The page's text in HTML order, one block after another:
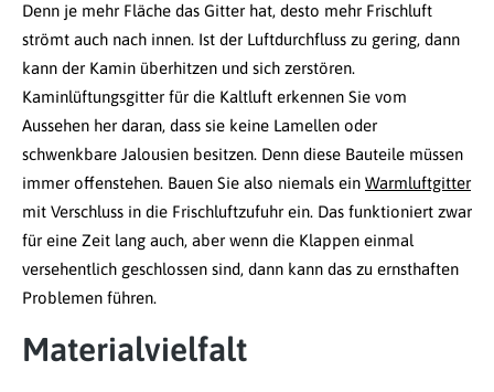
Denn je mehr Fläche das Gitter hat, desto mehr Frischluft
strömt auch nach innen. Ist der Luftdurchfluss zu gering, dann
kann der Kamin überhitzen und sich zerstören.
Kaminlüftungsgitter für die Kaltluft erkennen Sie vom
Aussehen her daran, dass sie keine Lamellen oder
schwenkbare Jalousien besitzen. Denn diese Bauteile müssen
immer offenstehen. Bauen Sie also niemals ein Warmluftgitter
mit Verschluss in die Frischluftzufuhr ein. Das funktioniert zwar
für eine Zeit lang auch, aber wenn die Klappen einmal
versehentlich geschlossen sind, dann kann das zu ernsthaften
Problemen führen.
Materialvielfalt